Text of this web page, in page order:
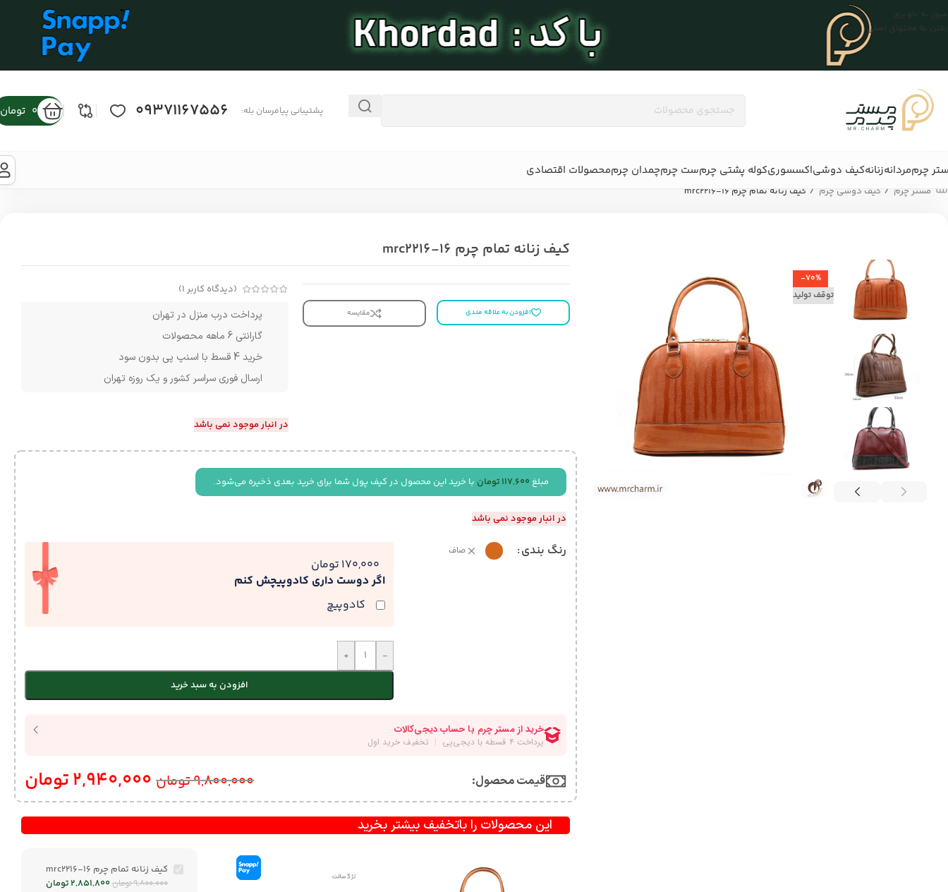
عبور به ناوبری
رفتن به محتوای اصلی
پشتیبانی پیامرسان بله: 09371167556
0 تومان
چرممردانهزنانهکیف دوشیاکسسوریکوله پشتی چرمست چرمچمدان چرممحصولات اقتصادی
مستر چرم / کیف دوشی چرم / کیف زنانه تمام چرم mrc2216-16
-70%
توقف تولید
کیف زنانه تمام چرم mrc2216-16
افزودن به علاقه مندی مقایسه
(دیدگاه کاربر 1
)
پرداخت درب منزل در تهران
گارانتی 6 ماهه محصولات
خرید 4 قسط با اسنپ پی بدون سود
ارسال فوری سراسر کشور و یک روزه تهران
در انبار موجود نمی باشد
مبلغ 117,600 تومان با خرید این محصول در کیف پول شما برای خرید بعدی ذخیره می‌شود.
در انبار موجود نمی باشد
رنگ بندی صاف
اگر دوست داری کادوپیچش کنم
کادوپیچ
170,000 تومان
-
+
افزودن به سبد خرید
قیمت محصول:​ 9,800,000تومان 2,940,000تومان
این محصولات را باتخفیف بیشتر بخرید
کیف زنانه تمام چرم mrc2216-16
9,800,000تومان2,851,800تومان